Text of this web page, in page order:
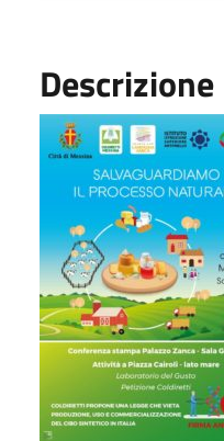
Descrizione